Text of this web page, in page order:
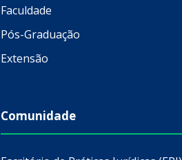
Faculdade
Pós-Graduação
Extensão
Comunidade